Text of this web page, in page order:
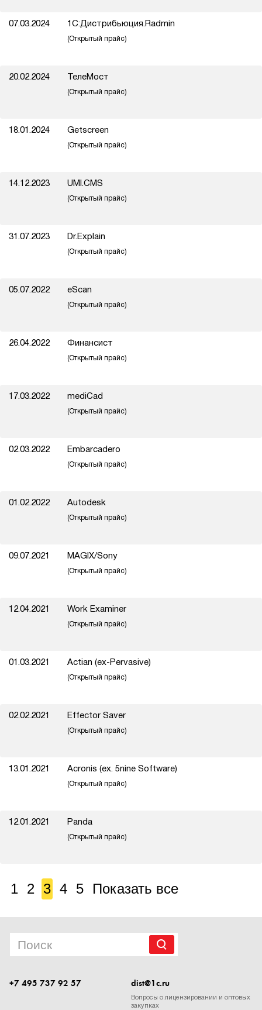
07.03.2024 1C:Дистрибьюция.Radmin
(Открытый прайс)
20.02.2024 ТелеМост
(Открытый прайс)
18.01.2024 Getscreen
(Открытый прайс)
14.12.2023 UMI.CMS
(Открытый прайс)
31.07.2023 Dr.Explain
(Открытый прайс)
05.07.2022 eScan
(Открытый прайс)
26.04.2022 Финансист
(Открытый прайс)
17.03.2022 mediCad
(Открытый прайс)
02.03.2022 Embarcadero
(Открытый прайс)
01.02.2022 Autodesk
(Открытый прайс)
09.07.2021 MAGIX/Sony
(Открытый прайс)
12.04.2021 Work Examiner
(Открытый прайс)
01.03.2021 Actian (ex-Pervasive)
(Открытый прайс)
02.02.2021 Effector Saver
(Открытый прайс)
13.01.2021 Acronis (ex. 5nine Software)
(Открытый прайс)
12.01.2021 Panda
(Открытый прайс)
1 2 3 4 5 Показать все
+7 495 737 92 57 dist@1c.ru
Вопросы о лицензировании и оптовых
закупках